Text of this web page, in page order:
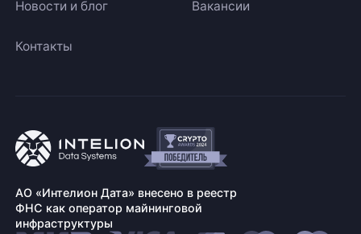
Новости и блог Вакансии
Контакты
АО «Интелион Дата» внесено в реестр
ФНС как оператор майнинговой
инфраструктуры